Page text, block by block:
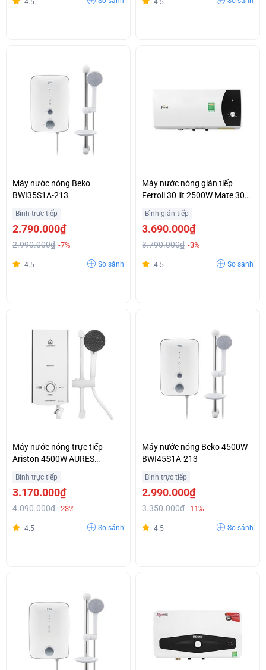
Máy nước nóng Beko
BWI35S1A-213
Bình trực tiếp
2.790.000₫
2.990.000₫ -7%
4.5 So sánh
Máy nước nóng gián tiếp
Ferroli 30 lít 2500W Mate 30L
Bình gián tiếp
3.690.000₫
3.790.000₫ -3%
4.5 So sánh
Máy nước nóng trực tiếp
Ariston 4500W AURES
Bình trực tiếp
3.170.000₫
4.090.000₫ -23%
4.5 So sánh
Máy nước nóng Beko 4500W
BWI45S1A-213
Bình trực tiếp
2.990.000₫
3.350.000₫ -11%
4.5 So sánh